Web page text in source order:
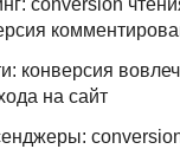
conversion
конверсия
на сайт